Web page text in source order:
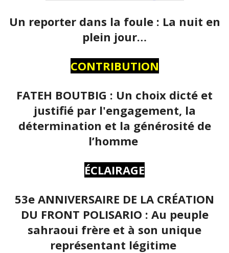
Un reporter dans la foule : La nuit en
plein jour…
CONTRIBUTION
FATEH BOUTBIG : Un choix dicté et
justifié par l'engagement, la
détermination et la générosité de
l’homme
ÉCLAIRAGE
53e ANNIVERSAIRE DE LA CRÉATION
DU FRONT POLISARIO : Au peuple
sahraoui frère et à son unique
représentant légitime